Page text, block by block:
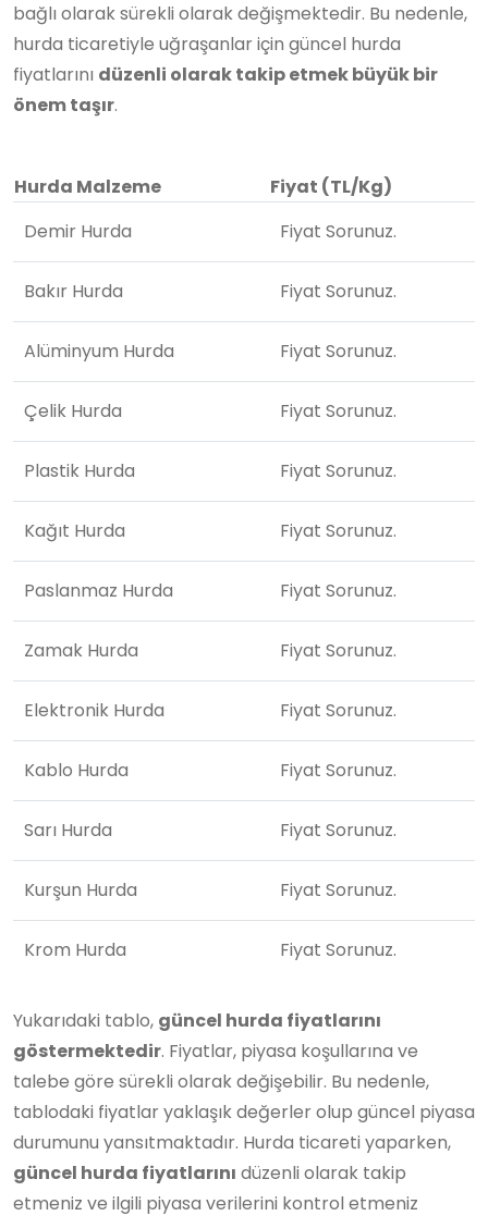
bağlı olarak sürekli olarak değişmektedir. Bu nedenle,
hurda ticaretiyle uğraşanlar için güncel hurda
fiyatlarını düzenli olarak takip etmek büyük bir
önem taşır.
Hurda Malzeme
Fiyat (TL/Kg)
Demir Hurda
Fiyat Sorunuz.
Bakır Hurda Fiyat Sorunuz.
Alüminyum Hurda Fiyat Sorunuz.
Çelik Hurda Fiyat Sorunuz.
Plastik Hurda Fiyat Sorunuz.
Kağıt Hurda Fiyat Sorunuz.
Paslanmaz Hurda Fiyat Sorunuz.
Zamak Hurda Fiyat Sorunuz.
Elektronik Hurda Fiyat Sorunuz.
Kablo Hurda Fiyat Sorunuz.
Sarı Hurda Fiyat Sorunuz.
Kurşun Hurda Fiyat Sorunuz.
Krom Hurda Fiyat Sorunuz.
Yukarıdaki tablo, güncel hurda fiyatlarını
göstermektedir. Fiyatlar, piyasa koşullarına ve
talebe göre sürekli olarak değişebilir. Bu nedenle,
tablodaki fiyatlar yaklaşık değerler olup güncel piyasa
durumunu yansıtmaktadır. Hurda ticareti yaparken,
güncel hurda fiyatlarını düzenli olarak takip
etmeniz ve ilgili piyasa verilerini kontrol etmeniz